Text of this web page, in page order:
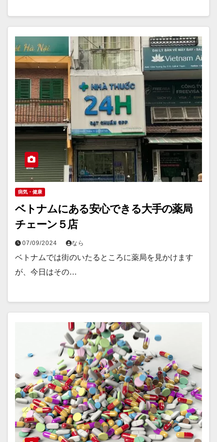
病気・健康
ベトナムにある安心できる大手の薬局
チェーン５店
07/09/2024 なら
ベトナムでは街のいたるところに薬局を見かけます
が、今日はその…